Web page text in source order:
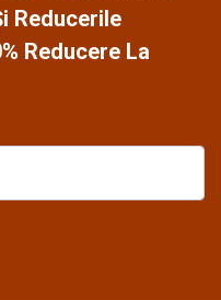
Reducerile
Reducere La